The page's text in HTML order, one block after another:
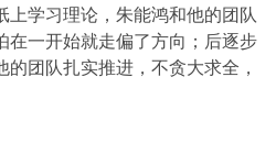
上学习理论，朱能鸿和他的团队
在一开始就走偏了方向；后逐步
团队扎实推进，不贪大求全，